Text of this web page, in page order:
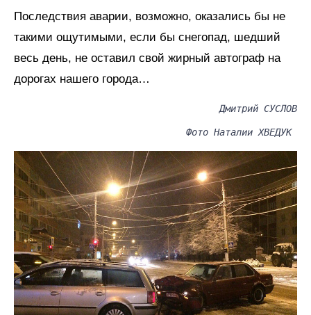
Последствия аварии, возможно, оказались бы не
такими ощутимыми, если бы снегопад, шедший
весь день, не оставил свой жирный автограф на
дорогах нашего города…
Дмитрий СУСЛОВ
Фото Наталии ХВЕДУК